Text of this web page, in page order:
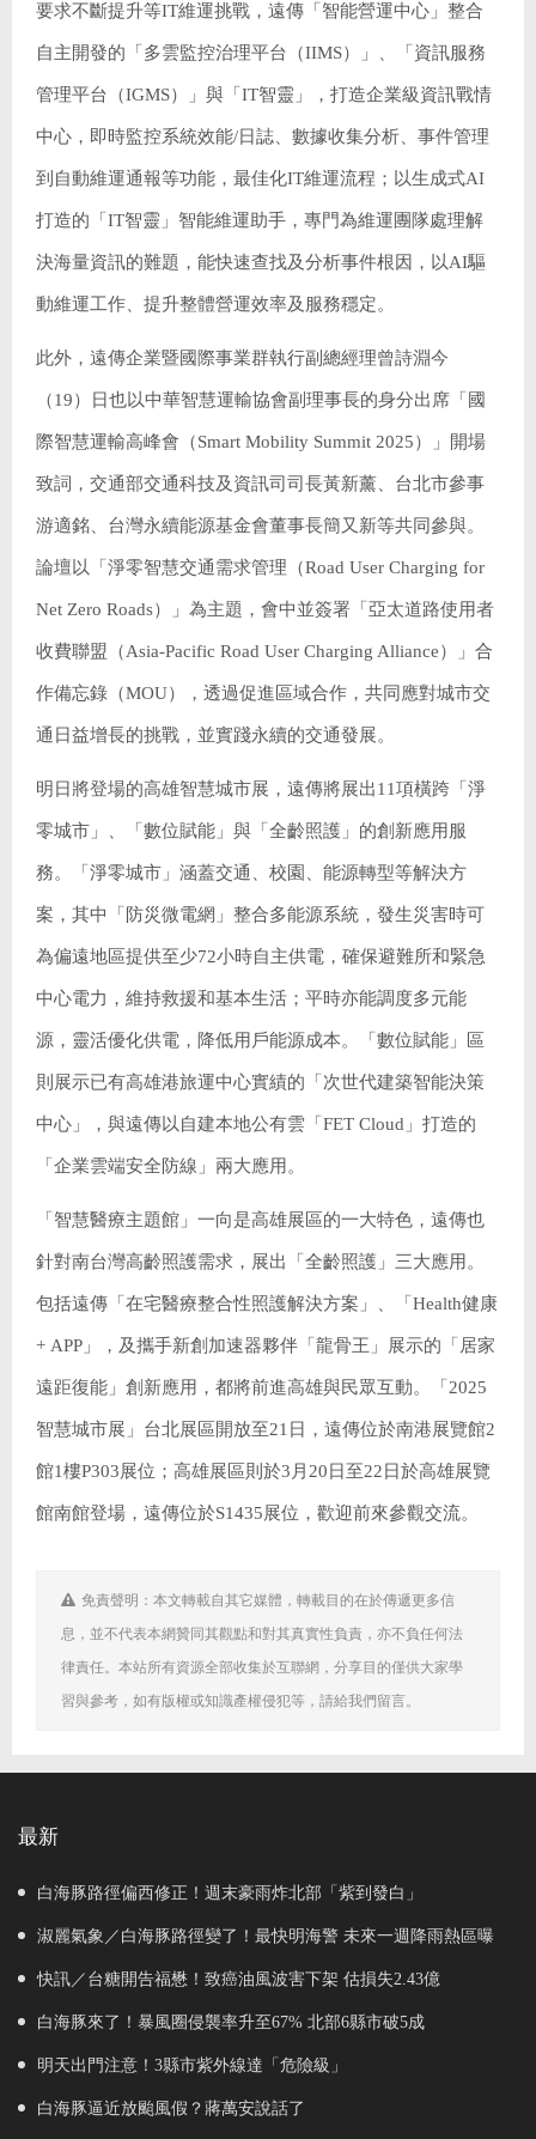
要求不斷提升等IT維運挑戰，遠傳「智能營運中心」整合
自主開發的「多雲監控治理平台（IIMS）」、「資訊服務
管理平台（IGMS）」與「IT智靈」，打造企業級資訊戰情
中心，即時監控系統效能/日誌、數據收集分析、事件管理
到自動維運通報等功能，最佳化IT維運流程；以生成式AI
打造的「IT智靈」智能維運助手，專門為維運團隊處理解
決海量資訊的難題，能快速查找及分析事件根因，以AI驅
動維運工作、提升整體營運效率及服務穩定。
此外，遠傳企業暨國際事業群執行副總經理曾詩淵今
（19）日也以中華智慧運輸協會副理事長的身分出席「國
際智慧運輸高峰會（Smart Mobility Summit 2025）」開場
致詞，交通部交通科技及資訊司司長黃新薰、台北市參事
游適銘、台灣永續能源基金會董事長簡又新等共同參與。
論壇以「淨零智慧交通需求管理（Road User Charging for
Net Zero Roads）」為主題，會中並簽署「亞太道路使用者
收費聯盟（Asia-Pacific Road User Charging Alliance）」合
作備忘錄（MOU），透過促進區域合作，共同應對城市交
通日益增長的挑戰，並實踐永續的交通發展。
明日將登場的高雄智慧城市展，遠傳將展出11項橫跨「淨
零城市」、「數位賦能」與「全齡照護」的創新應用服
務。「淨零城市」涵蓋交通、校園、能源轉型等解決方
案，其中「防災微電網」整合多能源系統，發生災害時可
為偏遠地區提供至少72小時自主供電，確保避難所和緊急
中心電力，維持救援和基本生活；平時亦能調度多元能
源，靈活優化供電，降低用戶能源成本。「數位賦能」區
則展示已有高雄港旅運中心實績的「次世代建築智能決策
中心」，與遠傳以自建本地公有雲「FET Cloud」打造的
「企業雲端安全防線」兩大應用。
「智慧醫療主題館」一向是高雄展區的一大特色，遠傳也
針對南台灣高齡照護需求，展出「全齡照護」三大應用。
包括遠傳「在宅醫療整合性照護解決方案」、「Health健康
+ APP」，及攜手新創加速器夥伴「龍骨王」展示的「居家
遠距復能」創新應用，都將前進高雄與民眾互動。「2025
智慧城市展」台北展區開放至21日，遠傳位於南港展覽館2
館1樓P303展位；高雄展區則於3月20日至22日於高雄展覽
館南館登場，遠傳位於S1435展位，歡迎前來參觀交流。
免責聲明：本文轉載自其它媒體，轉載目的在於傳遞更多信
息，並不代表本網贊同其觀點和對其真實性負責，亦不負任何法
律責任。本站所有資源全部收集於互聯網，分享目的僅供大家學
習與參考，如有版權或知識產權侵犯等，請給我們留言。
最新
白海豚路徑偏西修正！週末豪雨炸北部「紫到發白」
淑麗氣象／白海豚路徑變了！最快明海警 未來一週降雨熱區曝
快訊／台糖開告福懋！致癌油風波害下架 估損失2.43億
白海豚來了！暴風圈侵襲率升至67% 北部6縣市破5成
明天出門注意！3縣市紫外線達「危險級」
白海豚逼近放颱風假？蔣萬安說話了